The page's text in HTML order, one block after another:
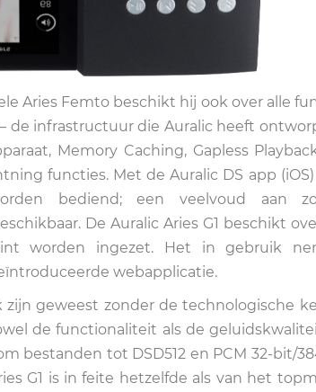
Aries Femto beschikt hij ook over alle
infrastructuur die Auralic heeft
Memory Caching, Gapless
functies. Met de Auralic DS app
bediend; een veelvoud aan
De Auralic Aries G1 beschikt
worden ingezet. Het in gebruik
webapplicatie.
geweest zonder de technologische
de functionaliteit als de
bestanden tot DSD512 en PCM 32-bit/
G1 is in feite hetzelfde als van het